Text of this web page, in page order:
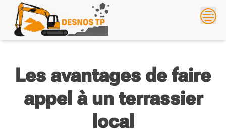
content
Les avantages de faire
appel à un terrassier
local